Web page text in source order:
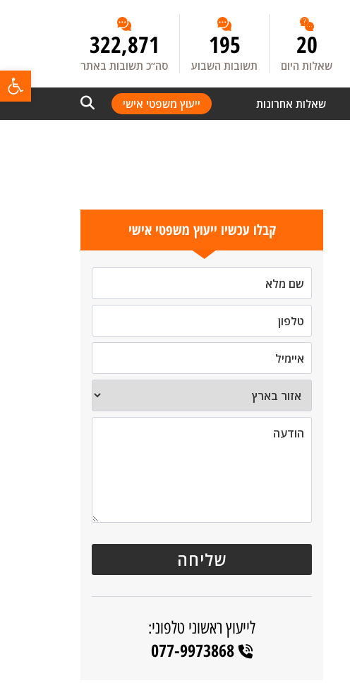
20
שאלות היום
195
תשובות השבוע
322,871
סה”כ תשובות באתר
שאלות אחרונות ייעוץ משפטי אישי
קבלו עכשיו ייעוץ משפטי אישי
לייעוץ ראשוני טלפוני:
077-9973868